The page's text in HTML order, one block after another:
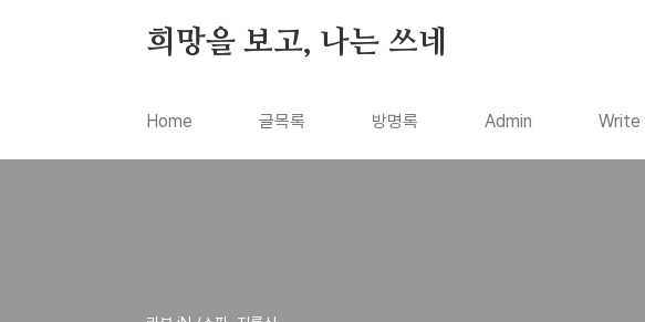
희망을 보고, 나는 쓰네
Home 글목록 방명록 Admin Write